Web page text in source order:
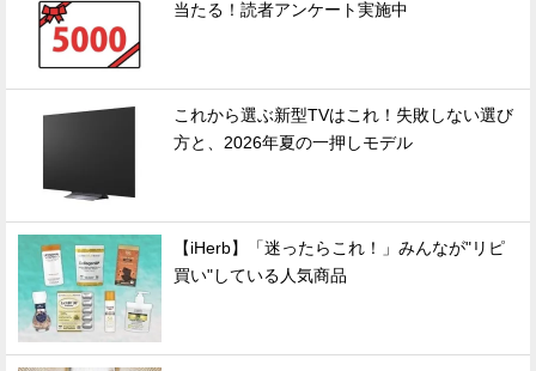
当たる！読者アンケート実施中
これから選ぶ新型TVはこれ！失敗しない選び
方と、2026年夏の一押しモデル
【iHerb】「迷ったらこれ！」みんなが"リピ
買い"している人気商品